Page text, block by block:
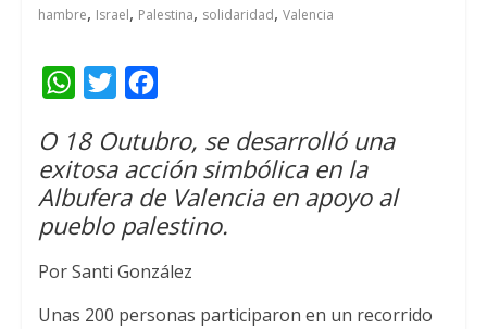
hambre, Israel, Palestina, solidaridad, Valencia
W
a
t
s
p
p
i
t
t
e
r
c
e
b
o
k
O 18 Outubro, se desarrolló una
exitosa acción simbólica en la
Albufera de Valencia en apoyo al
pueblo palestino.
Por Santi González
Unas 200 personas participaron en un recorrido